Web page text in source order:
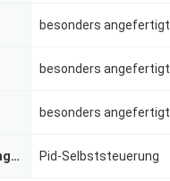
besonders angefertigt
besonders angefertigt
besonders angefertigt
Temperaturüberwachungsmethode Pid-Selbststeuerung